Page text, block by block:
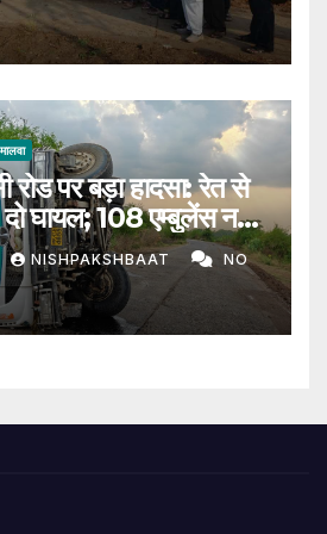
रोड पर बड़ा हादसा: रेत से
घायल; 108 एम्बुलेंस नहीं
NISHPAKSHBAAT NO